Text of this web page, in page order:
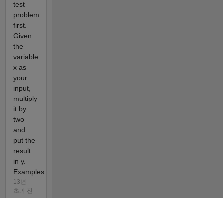
test
problem
first.
Given
the
variable
x as
your
input,
multiply
it by
two
and
put the
result
in y.
Examples:...
13년
초과 전